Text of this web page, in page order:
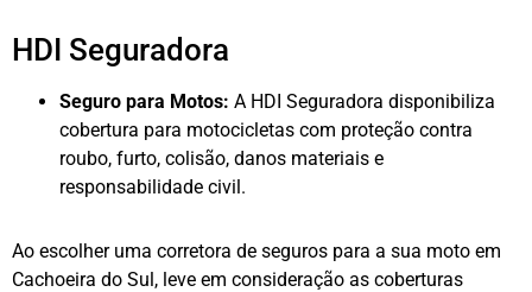
HDI Seguradora
Seguro para Motos: A HDI Seguradora disponibiliza
cobertura para motocicletas com proteção contra
roubo, furto, colisão, danos materiais e
responsabilidade civil.
Ao escolher uma corretora de seguros para a sua moto em
Cachoeira do Sul, leve em consideração as coberturas